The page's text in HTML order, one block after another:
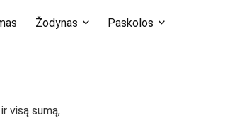
Žodynas Paskolos
visą sumą,